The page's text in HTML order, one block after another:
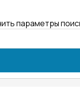
параметры